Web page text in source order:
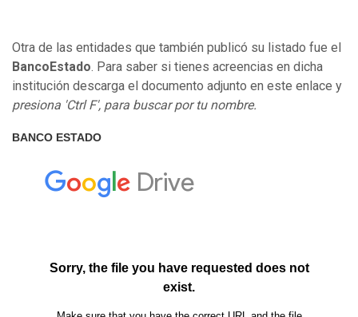
Otra de las entidades que también publicó su listado fue el
BancoEstado . Para saber si tienes acreencias en dicha
institución descarga el documento adjunto en este enlace y
presiona 'Ctrl F', para buscar por tu nombre.
BANCO ESTADO